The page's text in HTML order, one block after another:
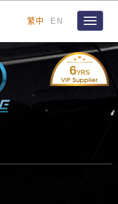
繁中 EN
Toggle
6YRS